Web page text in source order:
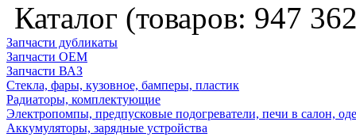
Каталог (товаров: 947
Запчасти дубликаты
Запчасти ОЕМ
Запчасти ВАЗ
Стекла, фары, кузовное, бамперы, пластик
Радиаторы, комплектующие
Электропомпы, предпусковые подогреватели, печи в салон,
Аккумуляторы, зарядные устройства